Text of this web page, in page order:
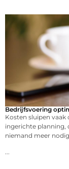
Bedrijfsvoering
Kosten sluipen
ingerichte planning,
niemand meer
...